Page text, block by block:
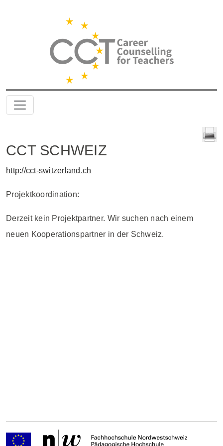
CCT SCHWEIZ
http://cct-switzerland.ch
Projektkoordination:
Derzeit kein Projektpartner. Wir suchen nach einem
neuen Kooperationspartner in der Schweiz.